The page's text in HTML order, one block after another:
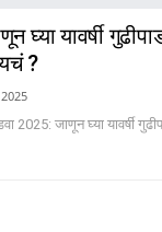
घ्या यावर्षी
?
2025: जाणून घ्या यावर्षी